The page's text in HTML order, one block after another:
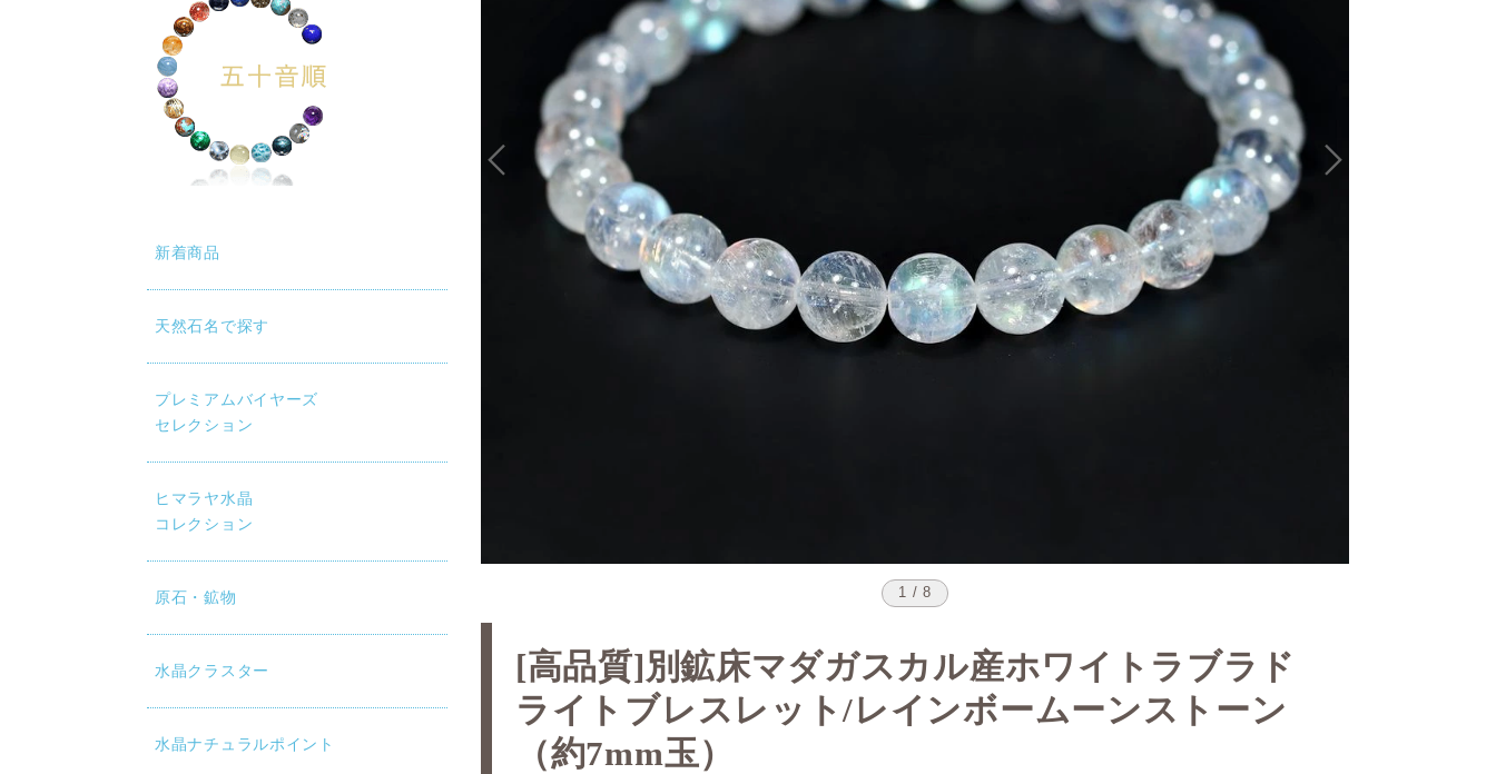
新着商品
天然石名で探す
プレミアムバイヤーズ
セレクション
ヒマラヤ水晶
コレクション
原石・鉱物
水晶クラスター
水晶ナチュラルポイント
1 / 8
[高品質]別鉱床マダガスカル産ホワイトラブラド
ライトブレスレット/レインボームーンストーン
（約7mm玉）